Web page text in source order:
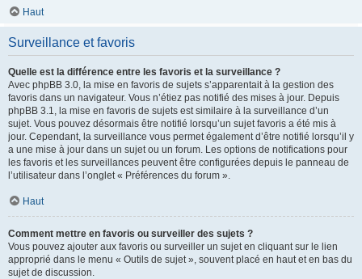
Haut
Surveillance et favoris
Quelle est la différence entre les favoris et la surveillance ?
Avec phpBB 3.0, la mise en favoris de sujets s’apparentait à la gestion des
favoris dans un navigateur. Vous n’étiez pas notifié des mises à jour. Depuis
phpBB 3.1, la mise en favoris de sujets est similaire à la surveillance d’un
sujet. Vous pouvez désormais être notifié lorsqu’un sujet favoris a été mis à
jour. Cependant, la surveillance vous permet également d’être notifié lorsqu’il y
a une mise à jour dans un sujet ou un forum. Les options de notifications pour
les favoris et les surveillances peuvent être configurées depuis le panneau de
l’utilisateur dans l’onglet « Préférences du forum ».
Haut
Comment mettre en favoris ou surveiller des sujets ?
Vous pouvez ajouter aux favoris ou surveiller un sujet en cliquant sur le lien
approprié dans le menu « Outils de sujet », souvent placé en haut et en bas du
sujet de discussion.